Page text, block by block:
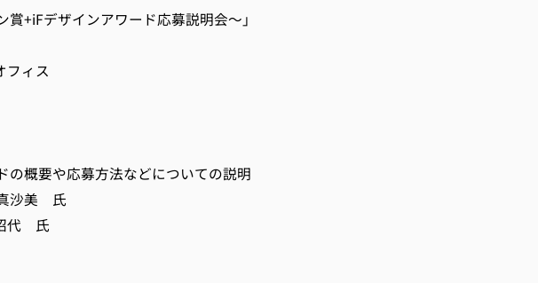
+iFデザインアワード応募説明会～」
ィス
概要や応募方法などについての説明
沙美 氏
氏